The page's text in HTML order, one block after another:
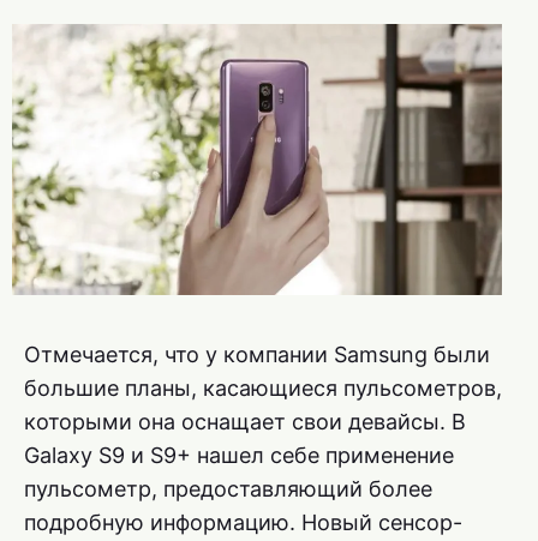
Отмечается, что у компании Samsung были
большие планы, касающиеся пульсометров,
которыми она оснащает свои девайсы. В
Galaxy S9 и S9+ нашел себе применение
пульсометр, предоставляющий более
подробную информацию. Новый сенсор-